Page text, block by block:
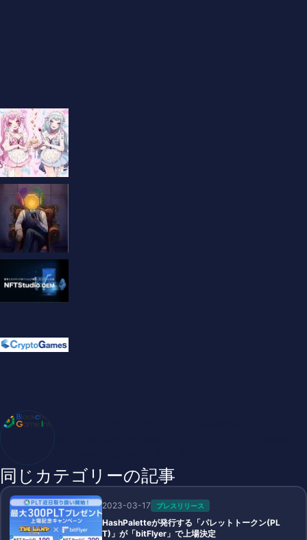
同じカテゴリーの記事
2023-03-17 プレスリリース
HashPaletteが発行する「パレットトークン(PL
T)」が「bitFlyer」で上場決定